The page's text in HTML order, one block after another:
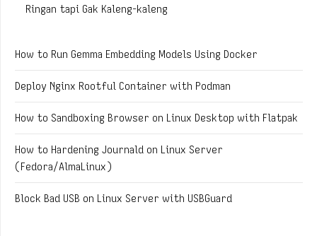
Ringan tapi Gak Kaleng-kaleng
How to Run Gemma Embedding Models Using Docker
Deploy Nginx Rootful Container with Podman
How to Sandboxing Browser on Linux Desktop with Flatpak
How to Hardening Journald on Linux Server
(Fedora/AlmaLinux)
Block Bad USB on Linux Server with USBGuard